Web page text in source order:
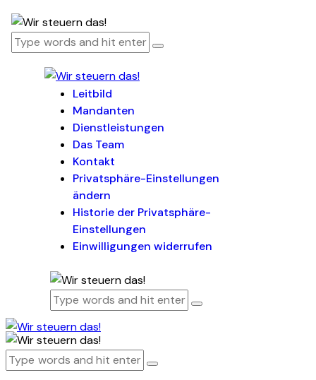
Leitbild
Mandanten
Dienstleistungen
Das Team
Kontakt
Privatsphäre-Einstellungen
ändern
Historie der Privatsphäre-
Einstellungen
Einwilligungen widerrufen